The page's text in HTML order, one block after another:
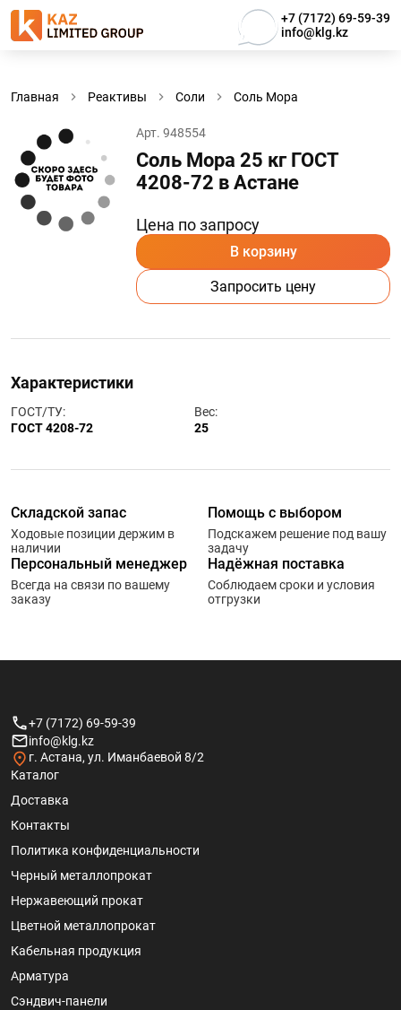
+7 (7172) 69-59-39
info@klg.kz
Главная Реактивы Соли Соль Мора
Арт. 948554
Соль Мора 25 кг ГОСТ
4208-72 в Астанe
Цена по запросу
В корзину
Запросить цену
Характеристики
ГОСТ/ТУ:
ГОСТ 4208-72
Вес:
25
Складской запас
Ходовые позиции держим в
наличии
Помощь с выбором
Подскажем решение под вашу
задачу
Персональный менеджер
Всегда на связи по вашему
заказу
Надёжная поставка
Соблюдаем сроки и условия
отгрузки
+7 (7172) 69-59-39
info@klg.kz
г. Астана, ул. Иманбаевой 8/2
Каталог
Доставка
Контакты
Политика конфиденциальности
Черный металлопрокат
Нержавеющий прокат
Цветной металлопрокат
Кабельная продукция
Арматура
Сэндвич-панели